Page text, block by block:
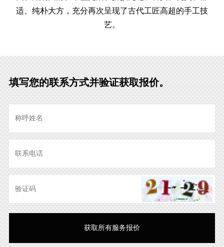
适、纯朴大方，充分再次呈现了古代工匠高超的手工技
艺。
填写您的联系方式并验证获取报价。